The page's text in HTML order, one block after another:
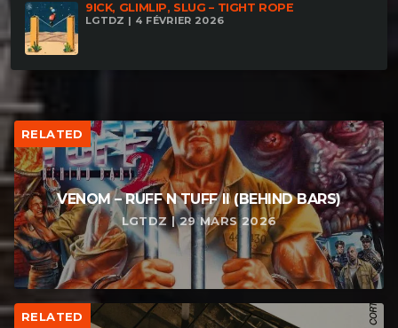
9ICK, GLIMLIP, SLUG – TIGHT ROPE
LGTDZ | 4 FÉVRIER 2026
RELATED
VENOM – RUFF N TUFF II (BEHIND BARS)
LGTDZ | 29 MARS 2026
RELATED